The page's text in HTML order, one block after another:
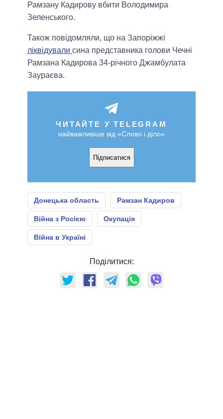
Рамзану Кадирову вбити Володимира
Зеленського.
Також повідомляли, що на Запоріжжі
ліквідували сина представника голови Чечні
Рамзана Кадирова 34-річного Джамбулата
Заураєва.
ЧИТАЙТЕ У TELEGRAM
найважливіше від «Слово і діло»
Підписатися
Донецька область Рамзан Кадиров
Війна з Росією Окупація
Війна в Україні
Поділитися: